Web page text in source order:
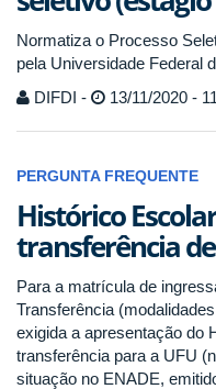
Normatiza o Processo
pela Universidade Federal
DIFDI -
13/11/2020 -
PERGUNTA FREQUENTE
Histórico
transferência
Para a matrícula de
Transferência
exigida a apresentação do
transferência para a UFU
situação no ENADE,